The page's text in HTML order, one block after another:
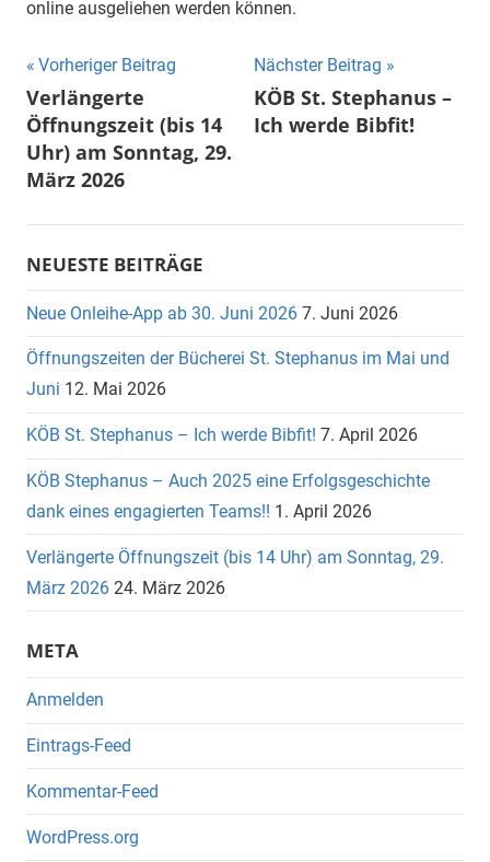
online ausgeliehen werden können.
Beitragsnavigation
Vorheriger Beitrag
Verlängerte
Öffnungszeit (bis 14
Uhr) am Sonntag, 29.
März 2026
Nächster Beitrag
KÖB St. Stephanus –
Ich werde Bibfit!
NEUESTE BEITRÄGE
Neue Onleihe-App ab 30. Juni 2026 7. Juni 2026
Öffnungszeiten der Bücherei St. Stephanus im Mai und
Juni 12. Mai 2026
KÖB St. Stephanus – Ich werde Bibfit! 7. April 2026
KÖB Stephanus – Auch 2025 eine Erfolgsgeschichte
dank eines engagierten Teams!! 1. April 2026
Verlängerte Öffnungszeit (bis 14 Uhr) am Sonntag, 29.
März 2026 24. März 2026
META
Anmelden
Eintrags-Feed
Kommentar-Feed
WordPress.org